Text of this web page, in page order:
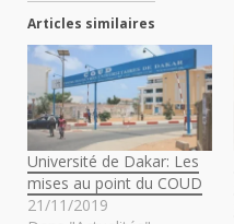
Articles similaires
Université de Dakar: Les
mises au point du COUD
21/11/2019